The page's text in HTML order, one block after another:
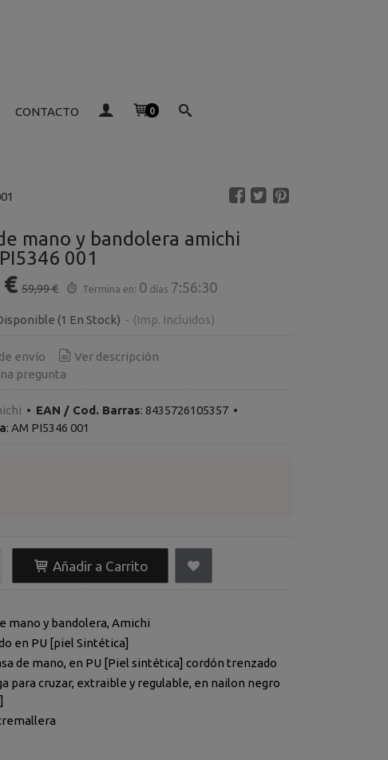
CONTACTO 0
mano y bandolera amichi
001
€ 59,99 € Termina en: 0 días 7:56:30
(1 En Stock) - (Imp. Incluidos)
envío
Ver descripción
pregunta
• EAN / Cod. Barras: 8435726105357•
: AM PI5346 001
Añadir a Carrito
mano y bandolera, Amichi
en PU [piel Sintética]
de mano, en PU [Piel sintética] cordón trenzado
para cruzar, extraible y regulable, en nailon negro